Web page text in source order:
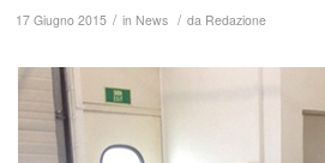
17 Giugno 2015 / in News / da Redazione